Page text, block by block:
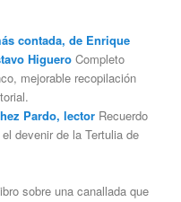
contada, de Enrique
HigueroCompleto
mejorable recopilación
Pardo, lectorRecuerdo
devenir de la Tertulia de
sobre una canallada que